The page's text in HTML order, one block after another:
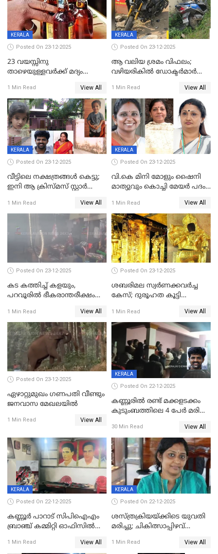
വർഗീസ്
KERALA
Posted On 23-12-2025
23 വയസ്സിനു
താഴെയുള്ളവർക്ക് മദ്യം
നടപടി;സ്ഥാപനങ്ങൾക്കെതിരെ
രണ്ട് കേസുകൾ
1 Min Read View All
KERALA
Posted On 23-12-2025
ആ വലിയ ശ്രമം വിഫലം;
വഴിയരികില്‍ ‌ഡോക്ടര്‍മാര്‍
മരണത്തിന് കീഴടങ്ങി
1 Min Read View All
KERALA
Posted On 23-12-2025
വീട്ടിലെ നക്ഷത്രങ്ങൾ കെട്ടു;
ഇനി ആ ക്രിസ്മസ് സ്റ്റാർ
വേണ്ടിയുള്ള
പിടിവലിക്കിടയിൽ
അപ്പൂപ്പനെതിരെ പോക്സോ
കേസ് ഒടുവിൽ 4 ജീവനുകൾ
പൊലിഞ്ഞു
1 Min Read View All
KERALA
Posted On 23-12-2025
വി.കെ മിനി മോളും ഷൈനി
മാത്യുവും കൊച്ചി മേയർ പദം
മേയറാകില്ല
1 Min Read View All
Posted On 23-12-2025
കട കത്തിച്ച് കളയും,
പറവൂരില്‍ ഭീകരാന്തരീക്ഷം
1 Min Read View All
Posted On 23-12-2025
ശബരിമല സ്വര്‍ണക്കവര്‍ച്ച
കേസ്; ദുരൂഹത കൂട്ടി
1 Min Read View All
Posted On 23-12-2025
ഏഴാറ്റുമുഖം ഗണപതി വീണ്ടും
ജനവാസ മേഖലയിൽ
1 Min Read View All
KERALA
Posted On 22-12-2025
കണ്ണൂരിൽ രണ്ട് മക്കളടക്കം
കുടുംബത്തിലെ 4 പേർ മരിച്ച
30 Min Read View All
KERALA
Posted On 22-12-2025
കണ്ണൂർ പാറാട് സിപിഐഎം
ബ്രാഞ്ച് കമ്മിറ്റി ഓഫിസിൽ
ചിത്രങ്ങളടക്കം കത്തിയ
1 Min Read View All
KERALA
Posted On 22-12-2025
ശസ്ത്രക്രിയയ്‌ക്കിടെ യുവതി
മരിച്ചു; ചികിത്സാപ്പിഴവ്
സംഭവം മാവേലിക്കരയിൽ
1 Min Read View All